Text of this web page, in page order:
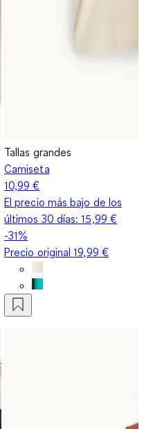
Tallas grandes
Camiseta
10,99 €
El precio más bajo de los
últimos 30 días:15,99 €
-31%
Precio original19,99 €